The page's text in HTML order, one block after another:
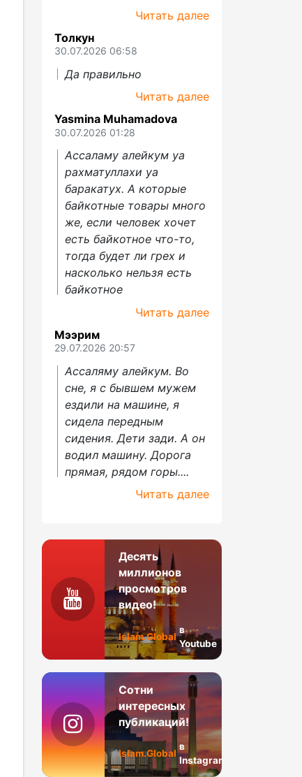
Читать далее
Толкун
30.07.2026 06:58
Да правильно
Читать далее
Yasmina Muhamadova
30.07.2026 01:28
Ассаламу алейкум уа
рахматуллахи уа
баракатух. А которые
байкотные товары много
же, если человек хочет
есть байкотное что-то,
тогда будет ли грех и
насколько нельзя есть
байкотное
Читать далее
Мээрим
29.07.2026 20:57
Ассаляму алейкум. Во
сне, я с бывшем мужем
ездили на машине, я
сидела передным
сидения. Дети зади. А он
водил машину. Дорога
прямая, рядом горы....
Читать далее
Десять
миллионов
просмотров
видео!
Islam.Global
в
Youtube
Сотни
интересных
публикаций!
Islam.Global
в
Instagram